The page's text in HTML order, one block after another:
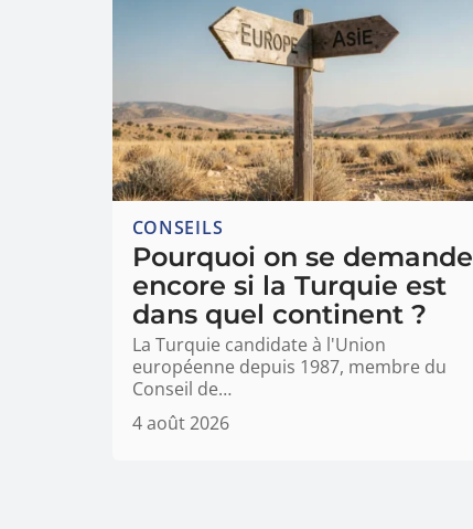
CONSEILS
Pourquoi on se demande
encore si la Turquie est
dans quel continent ?
La Turquie candidate à l'Union
européenne depuis 1987, membre du
Conseil de…
4 août 2026